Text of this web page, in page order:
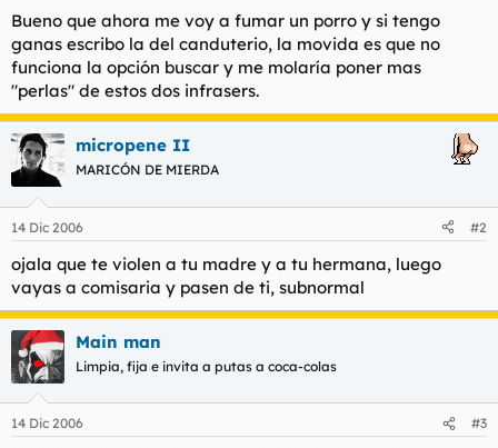
Bueno que ahora me voy a fumar un porro y si tengo
ganas escribo la del canduterio, la movida es que no
funciona la opción buscar y me molaría poner mas
"perlas" de estos dos infrasers.
micropene II
MARICÓN DE MIERDA
14 Dic 2006 #2
ojala que te violen a tu madre y a tu hermana, luego
vayas a comisaria y pasen de ti, subnormal
Main man
Limpia, fija e invita a putas a coca-colas
14 Dic 2006 #3